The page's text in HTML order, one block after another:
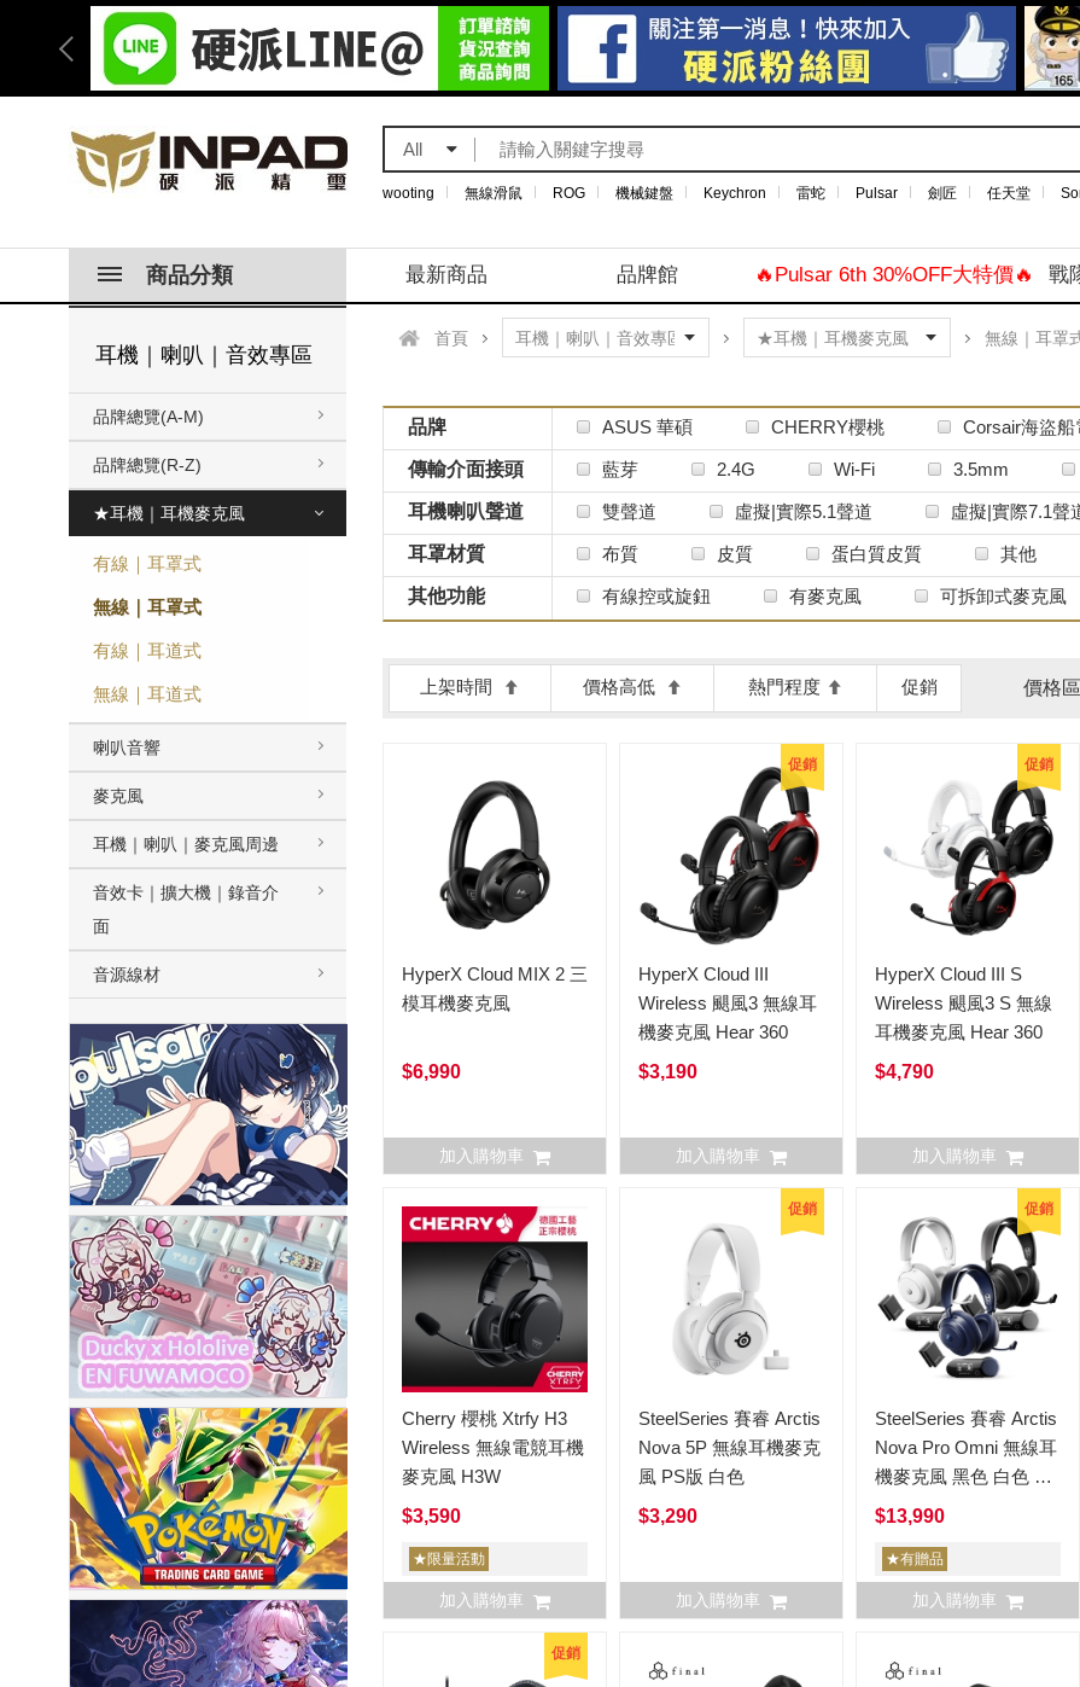
All
wooting 無線滑鼠 ROG 機械鍵盤 Keychron 雷蛇 Pulsar 劍匠 任天堂
商品分類 最新商品 品牌館 🔥Pulsar 6th 30%OFF大特價🔥 戰
耳機｜喇叭｜音效專區
品牌總覽(A-M)
品牌總覽(R-Z)
★耳機｜耳機麥克風
有線｜耳罩式
無線｜耳罩式
有線｜耳道式
無線｜耳道式
喇叭音響
麥克風
耳機｜喇叭｜麥克風周邊
音效卡｜擴大機｜錄音介
面
音源線材
首頁 無線｜耳罩
品牌 ASUS 華碩 CHERRY櫻桃 Corsair海盜船
EPOS
Edifier漫步者 Final
SHURE
SONY SONY INZONE
SteelSeries 賽睿
Turtle Beach ag
傳輸介面接頭 藍芽 2.4G Wi-Fi 3.5mm
Type-C
Lightning XLR
多規格
耳機喇叭聲道 雙聲道 虛擬|實際5.1聲道 虛擬|實際7.1聲
耳罩材質 布質 皮質 蛋白質皮質 其他
其他功能 有線控或旋鈕 有麥克風 可拆卸式麥克風
上架時間 價格高低 熱門程度 促銷 價格
HyperX Cloud MIX 2 三
模耳機麥克風
$6,990
加入購物車
促銷
HyperX Cloud III
Wireless 颶風3 無線耳
機麥克風 Hear 360
$3,190
加入購物車
促銷
HyperX Cloud III S
Wireless 颶風3 S 無線
耳機麥克風 Hear 360
$4,790
加入購物車
Cherry 櫻桃 Xtrfy H3
Wireless 無線電競耳機
麥克風 H3W
$3,590
★限量活動
加入購物車
促銷
SteelSeries 賽睿 Arctis
Nova 5P 無線耳機麥克
風 PS版 白色
$3,290
加入購物車
促銷
SteelSeries 賽睿 Arctis
Nova Pro Omni 無線耳
機麥克風 黑色 白色 午
夜藍
$13,990
★有贈品
加入購物車
促銷